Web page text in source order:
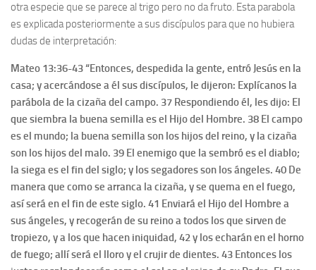
otra especie que se parece al trigo pero no da fruto. Esta parabola
es explicada posteriormente a sus discípulos para que no hubiera
dudas de interpretación:
Mateo 13:36-43 “Entonces, despedida la gente, entró Jesús en la
casa; y acercándose a él sus discípulos, le dijeron: Explícanos la
parábola de la cizaña del campo. 37 Respondiendo él, les dijo: El
que siembra la buena semilla es el Hijo del Hombre. 38 El campo
es el mundo; la buena semilla son los hijos del reino, y la cizaña
son los hijos del malo. 39 El enemigo que la sembró es el diablo;
la siega es el fin del siglo; y los segadores son los ángeles. 40 De
manera que como se arranca la cizaña, y se quema en el fuego,
así será en el fin de este siglo. 41 Enviará el Hijo del Hombre a
sus ángeles, y recogerán de su reino a todos los que sirven de
tropiezo, y a los que hacen iniquidad, 42 y los echarán en el horno
de fuego; allí será el lloro y el crujir de dientes. 43 Entonces los